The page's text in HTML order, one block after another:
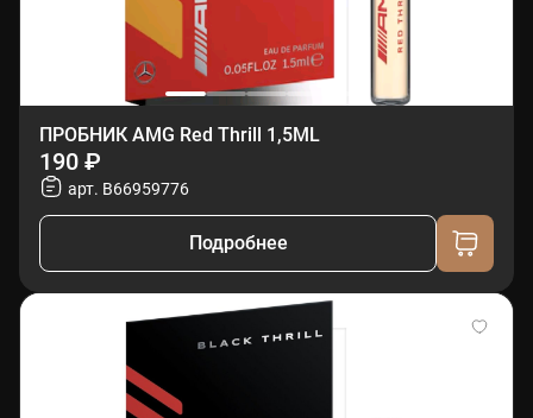
ПРОБНИК AMG Red Thrill 1,5ML
190 ₽
арт. B66959776
Подробнее